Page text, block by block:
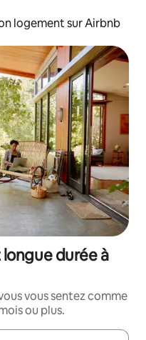
logement sur Airbnb
durée à
vous sentez comme
ou plus.